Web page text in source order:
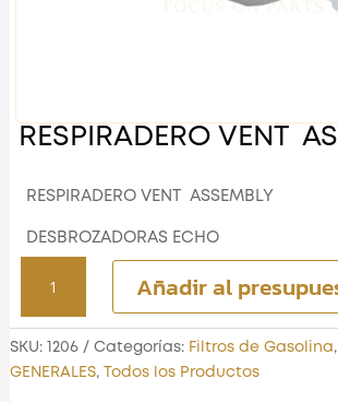
RESPIRADERO VENT
RESPIRADERO VENT ASSEMBLY
DESBROZADORAS ECHO
RESPIRADERO VENT
ASSEMBLY
cantidad
Añadir al
SKU: 1206 Categorías: Filtros de Gasolina,
GENERALES, Todos los Productos